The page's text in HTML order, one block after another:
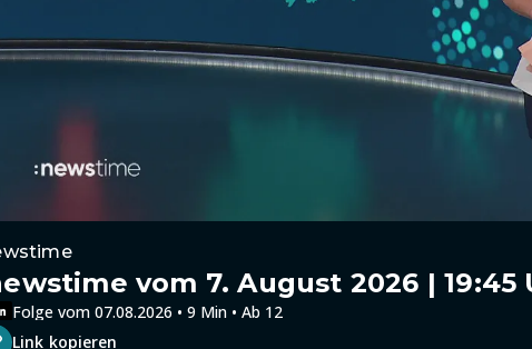
vom 7. August 2026 | 19:45
Folge vom 07.08.2026 • 9 Min • Ab 12
Link kopieren